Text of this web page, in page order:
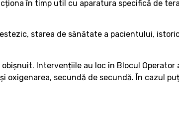
în timp util cu aparatura specifică de
starea de sănătate a pacientului,
Intervențiile au loc în Blocul
oxigenarea, secundă de secundă. În cazul